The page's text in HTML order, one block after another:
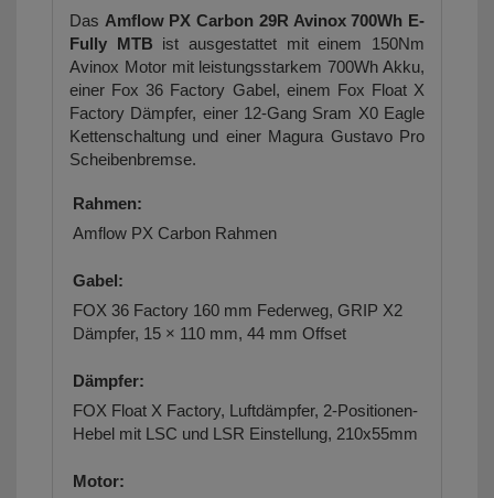
Das Amflow PX Carbon 29R Avinox 700Wh E-
Fully MTB ist ausgestattet mit einem 150Nm
Avinox Motor mit leistungsstarkem 700Wh Akku,
einer Fox 36 Factory Gabel, einem Fox Float X
Factory Dämpfer, einer 12-Gang Sram X0 Eagle
Kettenschaltung und einer Magura Gustavo Pro
Scheibenbremse.
Rahmen:
Amflow PX Carbon Rahmen
Gabel:
FOX 36 Factory 160 mm Federweg, GRIP X2
Dämpfer, 15 × 110 mm, 44 mm Offset
Dämpfer:
FOX Float X Factory, Luftdämpfer, 2-Positionen-
Hebel mit LSC und LSR Einstellung, 210x55mm
Motor: